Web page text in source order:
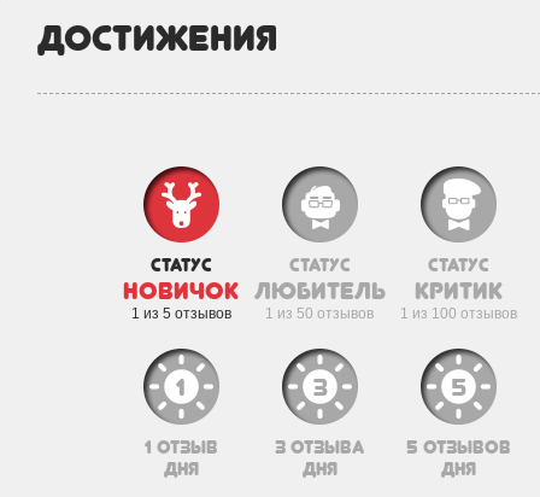
Достижения
статус
новичок
1 из 5 отзывов
статус
любитель
1 из 50 отзывов
статус
критик
1 из 100 отзывов
1 отзыв
дня
3 отзыва
дня
5 отзывов
дня